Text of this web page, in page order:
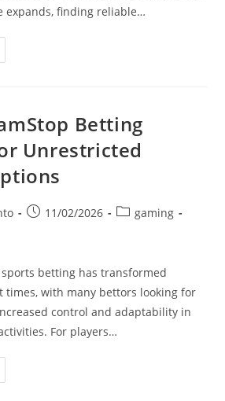
expands, finding reliable…
Betting
Unrestricted
11/02/2026
gaming
betting has transformed
times, with many bettors looking for
control and adaptability in
For players…